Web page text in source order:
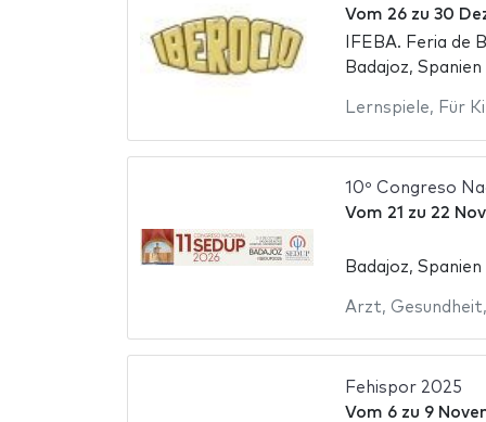
Vom 26zu 30
IFEBA. Feria de
Badajoz, Spanien
Lernspiele, Für
10º Congreso
Vom 21 zu 22
Badajoz, Spanien
Arzt, Gesundheit
Fehispor 2025
Vom 6zu 9